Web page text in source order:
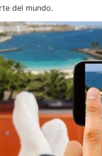
del mundo.